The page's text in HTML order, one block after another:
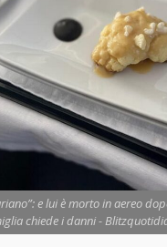
e lui è morto in aereo
chiede i danni -